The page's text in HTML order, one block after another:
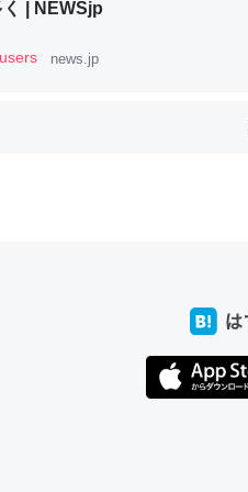
。あと、Googleマップで位置情報
ょうど同じ理由でEcho Show 8を
る。一生で親と会える残り時間を
実質100倍以上に伸ばす効果があ
| NEWSjp
news.jp